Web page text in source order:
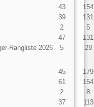
43
154
39
131
2
5
47
131
Rangliste 2026
5 29
45
179
61
154
2
8
37
113